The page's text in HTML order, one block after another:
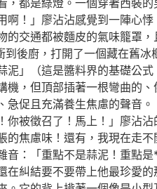
都是綠燈。一個穿著西裝
！」廖沾沾感覺到一陣心
交通都被麵皮的氣味籠罩
後廚，打開了一個藏在舊
泥」（這是醬料界的基礎公
，但頂部插著一根彎曲的
促且充滿養生焦慮的聲音
你被徵召了！馬上！」廖沾沾
焦慮味！還有，我現在走
音：「重點不是蒜泥！重點
糾結要不要帶上他最珍愛